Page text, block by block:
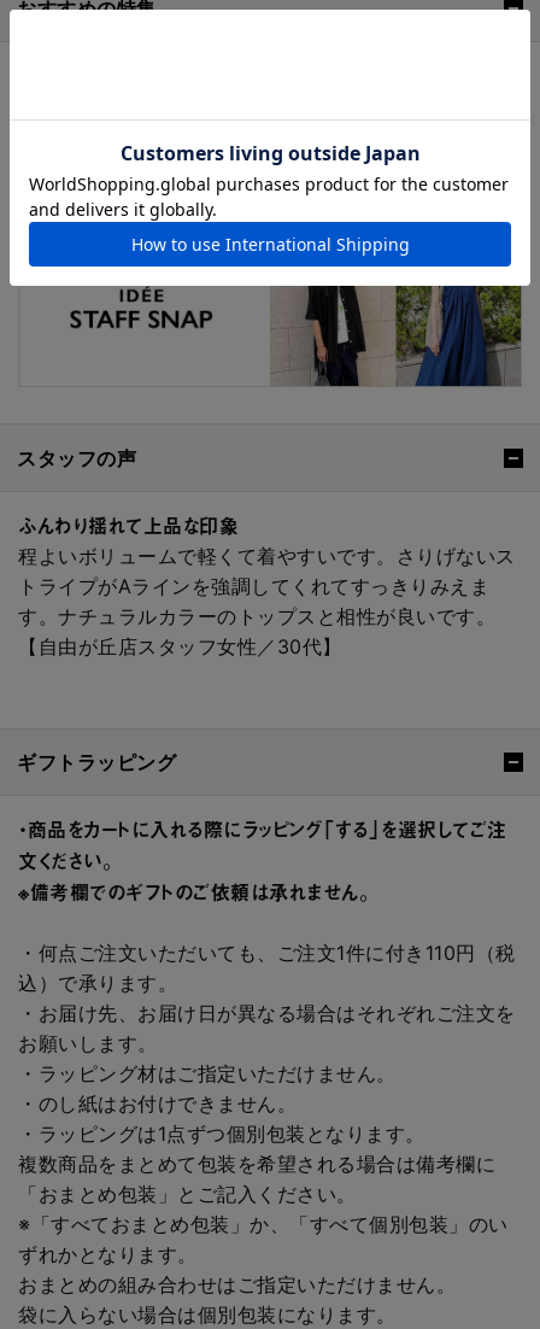
おすすめの特集
スタッフの声
ふんわり揺れて上品な印象
程よいボリュームで軽くて着やすいです。さりげないス
トライプがAラインを強調してくれてすっきりみえま
す。ナチュラルカラーのトップスと相性が良いです。
【自由が丘店スタッフ女性／30代】
ギフトラッピング
・商品をカートに入れる際にラッピング「する」を選択してご注
文ください。
※備考欄でのギフトのご依頼は承れません。
・何点ご注文いただいても、ご注文1件に付き110円（税
込）で承ります。
・お届け先、お届け日が異なる場合はそれぞれご注文を
お願いします。
・ラッピング材はご指定いただけません。
・のし紙はお付けできません。
・ラッピングは1点ずつ個別包装となります。
複数商品をまとめて包装を希望される場合は備考欄に
「おまとめ包装」とご記入ください。
※「すべておまとめ包装」か、「すべて個別包装」のい
ずれかとなります。
おまとめの組み合わせはご指定いただけません。
袋に入らない場合は個別包装になります。